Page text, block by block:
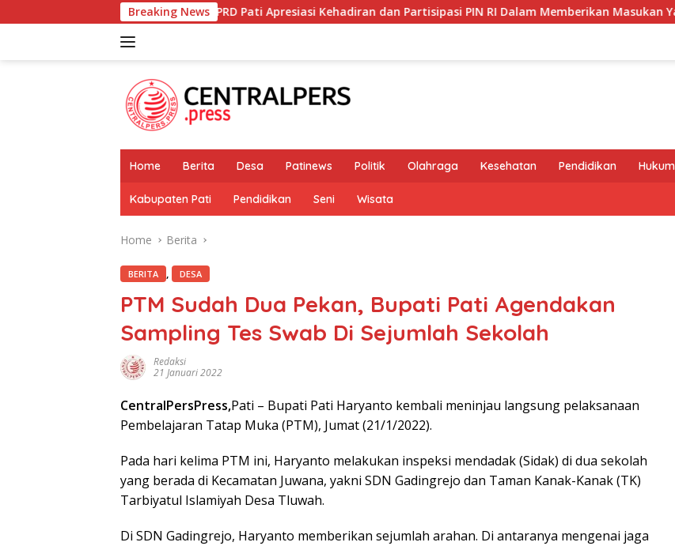
to
Breaking News
DPRD Pati Apresiasi Kehadiran dan Partisipasi PIN RI Dalam Memberikan Masukan Yang Konstruktif
Home Berita Desa Patinews Politik Olahraga Kesehatan Pendidikan Hukum
Kabupaten Pati Pendidikan Seni Wisata
Home Berita
BERITA , DESA
PTM Sudah Dua Pekan, Bupati Pati Agendakan
Sampling Tes Swab Di Sejumlah Sekolah
Redaksi
21 Januari 2022
CentralPersPress,Pati – Bupati Pati Haryanto kembali meninjau langsung pelaksanaan
Pembelajaran Tatap Muka (PTM), Jumat (21/1/2022).
Pada hari kelima PTM ini, Haryanto melakukan inspeksi mendadak (Sidak) di dua sekolah
yang berada di Kecamatan Juwana, yakni SDN Gadingrejo dan Taman Kanak-Kanak (TK)
Tarbiyatul Islamiyah Desa Tluwah.
Di SDN Gadingrejo, Haryanto memberikan sejumlah arahan. Di antaranya mengenai jaga